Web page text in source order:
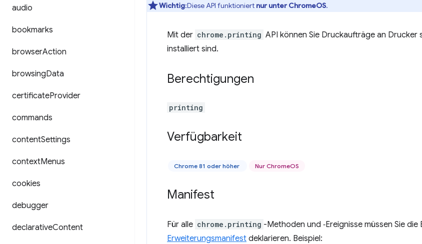
audio
bookmarks
browserAction
browsingData
certificateProvider
commands
contentSettings
contextMenus
cookies
debugger
declarativeContent
Wichtig:Diese API funktioniert nur unter ChromeOS.
Mit der chrome.printing API können Sie Druckaufträge an
installiert sind.
Berechtigungen
printing
Verfügbarkeit
Chrome 81 oder höher Nur ChromeOS
Manifest
Für alle chrome.printing -Methoden und ‑Ereignisse müssen Sie
Erweiterungsmanifest deklarieren. Beispiel: